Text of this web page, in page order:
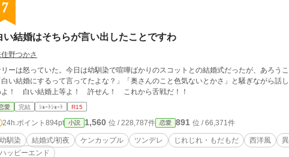
7
い結婚はそちらが言い出したことですわ
野つかさ
ーは怒っていた。今日は幼馴染で喧嘩ばかりのスコットとの結婚式だったが、あろう
白い結婚にするって言ってたよな？」「奥さんのこと色気ないとかさ」と騒ぎながら話
よ！ 白い結婚上等よ！ 許せん！ これから舌戦だ！！
愛 完結 ｼｮｰﾄｼｮｰﾄ R15
24h.ポイント 894pt 小説 1,560 位 / 228,787件 恋愛 891 位 / 66,371件
幼馴染 結婚式/初夜 ケンカップル ツンデレ じれじれ・もだもだ 西洋風
ハッピーエンド